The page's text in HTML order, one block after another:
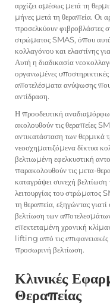
αρχίζει αμέσως μετά τη
μήνες μετά τη θεραπεία. Οι
προσελκύουν φιβροβλάστες
στρώματος SMAS, όπου αυτά
κολλαγόνου και ελαστίνης
Αυτή η διαδικασία
οργανωμένες
αποτελέσματα ανύψωσης που
αντίδραση.
Η προοδευτική
ακολουθούν τις θεραπείες
αντικατάσταση των
νεοσχηματιζόμενα δίκτυα
βελτιωμένη εφελκυστική
παρακολουθούν τις μετα-
καταγράψει συνεχή
λειτουργίας του στρώματος
τη θεραπεία, εξηγώντας
βελτίωση των
επεκτεταμένη χρονική
lifting από τις επιφανειακές
προσωρινή βελτίωση.
Κλινικές
Θεραπείας